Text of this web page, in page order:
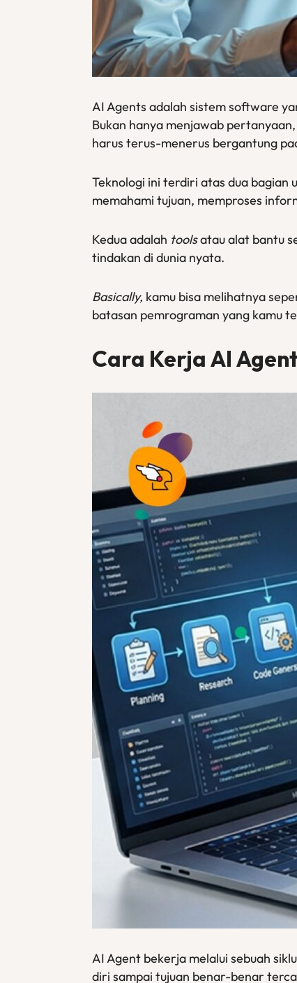
AI Agents adalah sistem software
Bukan hanya menjawab
harus terus-menerus bergantung
Teknologi ini terdiri atas dua bagian
memahami tujuan, memproses
Kedua adalah toolsatau alat bantu
tindakan di dunia nyata.
Basically, kamu bisa melihatnya
batasan pemrograman yang kamu
Cara Kerja AI
AI Agent bekerja melalui sebuah
diri sampai tujuan benar-benar